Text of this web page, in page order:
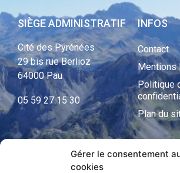
Gérer le consentement
cookies
SIÈGE ADMINISTRATIF
Cité des Pyrénées
29 bis rue Berlioz
64000 Pau
05 59 27 15 30
INFOS
Contact
Mentions
Politique
Plan du